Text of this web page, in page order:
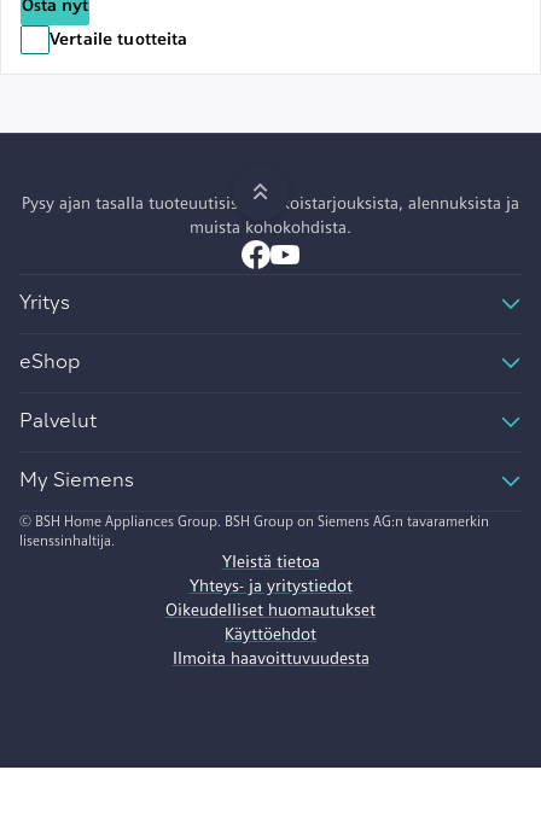
Osta nyt
Vertaile tuotteita
Pysy ajan tasalla tuoteuutisista, erikoistarjouksista, alennuksista ja
muista kohokohdista.
Yritys
eShop
Palvelut
My Siemens
© BSH Home Appliances Group. BSH Group on Siemens AG:n tavaramerkin
lisenssinhaltija.
Yleistä tietoa
Yhteys- ja yritystiedot
Oikeudelliset huomautukset
Käyttöehdot
Ilmoita haavoittuvuudesta